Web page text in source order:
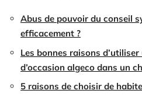
Abus de pouvoir du conseil
efficacement ?
Les bonnes raisons
d’occasion algeco dans un
5 raisons de choisir de